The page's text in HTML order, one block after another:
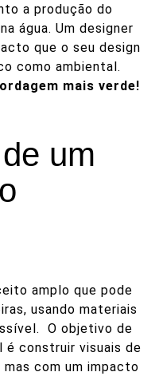
a produção do
água. Um designer
que o seu design
como ambiental.
mais verde!
um
amplo que pode
usando materiais
O objetivo de
construir visuais de
com um impacto